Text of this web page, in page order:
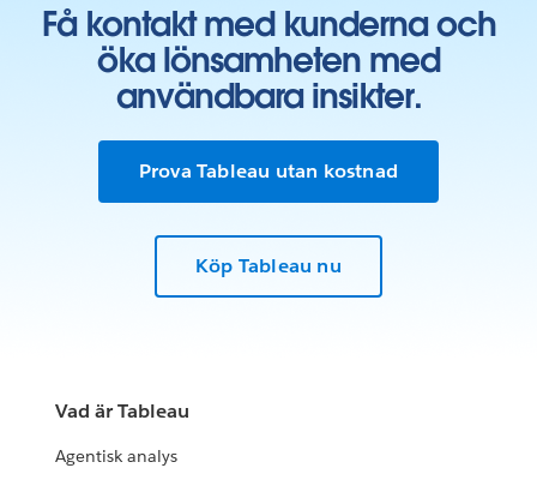
Få kontakt med kunderna och
öka lönsamheten med
användbara insikter.
Prova Tableau utan kostnad
Köp Tableau nu
Vad är Tableau
Agentisk analys